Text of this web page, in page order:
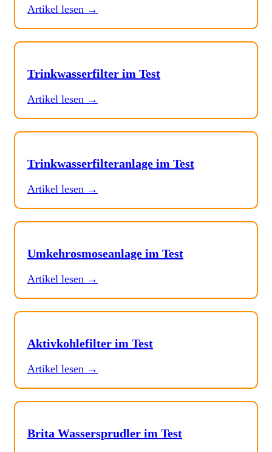
Artikel lesen →
Trinkwasserfilter im Test
Artikel lesen →
Trinkwasserfilteranlage im Test
Artikel lesen →
Umkehrosmoseanlage im Test
Artikel lesen →
Aktivkohlefilter im Test
Artikel lesen →
Brita Wassersprudler im Test